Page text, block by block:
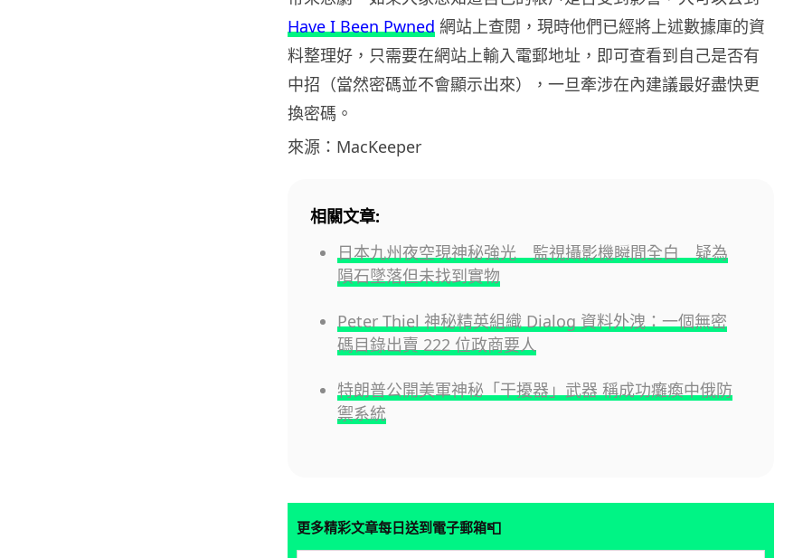
Have I Been Pwned 網站上查閱，現時他們已經將上述數據庫的資
料整理好，只需要在網站上輸入電郵地址，即可查看到自己是否有
中招（當然密碼並不會顯示出來），一旦牽涉在內建議最好盡快更
換密碼。
來源：MacKeeper
相關文章:
日本九州夜空現神秘強光 監視攝影機瞬間全白 疑為
隕石墜落但未找到實物
Peter Thiel 神秘精英組織 Dialog 資料外洩：一個無密
碼目錄出賣 222 位政商要人
特朗普公開美軍神秘「干擾器」武器 稱成功癱瘓中俄防
禦系統
更多精彩文章每日送到電子郵箱📮